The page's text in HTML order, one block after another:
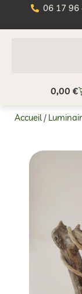
06 17 96
0,00 €
Accueil /